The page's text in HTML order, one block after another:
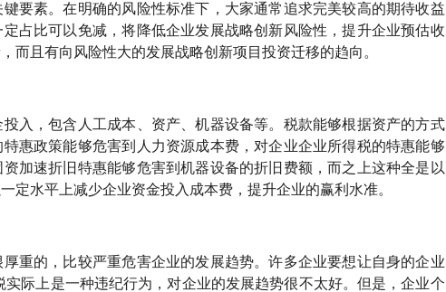
要素。在明确的风险性标准下，大家通常追求完美较高的期待收益
占比可以免减，将降低企业发展战略创新风险性，提升企业预估收
而且有向风险性大的发展战略创新项目投资迁移的趋向。
入，包含人工成本、资产、机器设备等。税款能够根据资产的方式
惠政策能够危害到人力资源成本费，对企业企业所得税的特惠能够
加速折旧特惠能够危害到机器设备的折旧费额，而之上这种全是以
定水平上减少企业资金投入成本费，提升企业的赢利水准。
重的，比较严重危害企业的发展趋势。许多企业要想让自身的企业
际上是一种违纪行为，对企业的发展趋势很不太好。但是，企业个